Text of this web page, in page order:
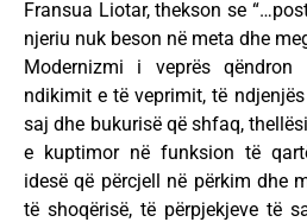
Fransua Liotar, thekson se
njeriu nuk beson në meta dhe
Modernizmi i veprës
ndikimit e të veprimit, të
saj dhe bukurisë që shfaq,
e kuptimor në funksion të
idesë që përcjell në përkim dhe
të shoqërisë, të përpjekjeve të